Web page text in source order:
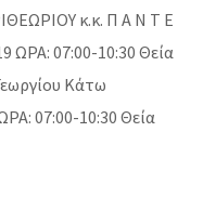
κ.κ. Π Α Ν Τ Ε
ΩΡΑ: 07:00-10:30 Θεία
Κάτω
07:00-10:30 Θεία